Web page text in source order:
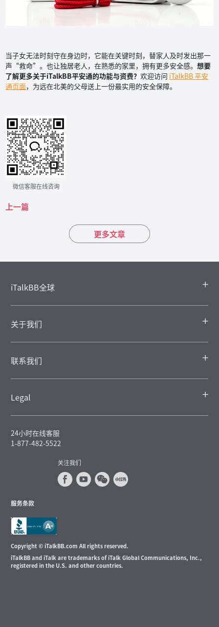
当子女无法时刻守在身边时，它能在关键时刻，替家人及时发出那一
声“救命”。也让独居老人，在熟悉的家里，拥有更多安全感。想要
了解更多关于iTalkBB平安通的功能与资费？欢迎访问 iTalkBB 平安
通页面，为远在北美的父母送上一份最实用的安全保障。
微信客服在线咨询
上一篇
更多文章
iTalkBB全球
关于我们
联系我们
Legal
24小时在线客服
1-877-482-5522
关注我们
服务条款
Copyright © iTalkBB.com All rights reserved.
iTalkBB and iTalk are trademarks of iTalk Global Communications, Inc.,
registered in the U.S. and other countries.